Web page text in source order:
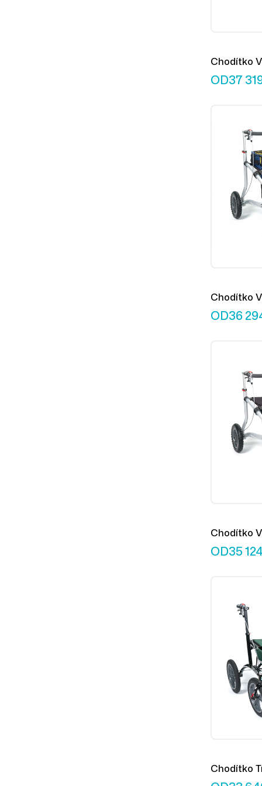
Chodítko
L
OD37
Chodítko
L
OD36
Chodítko
14er L
OD35
Chodítko